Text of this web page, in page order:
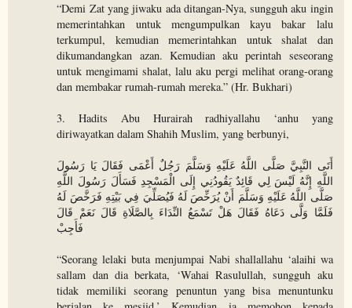
“Demi Zat yang jiwaku ada ditangan-Nya, sungguh aku ingin
memerintahkan untuk mengumpulkan kayu bakar lalu
terkumpul, kemudian memerintahkan untuk shalat dan
dikumandangkan azan. Kemudian aku perintah seseorang
untuk mengimami shalat, lalu aku pergi melihat orang-orang
dan membakar rumah-rumah mereka.” (Hr. Bukhari)
3. Hadits Abu Hurairah radhiyallahu ‘anhu yang
diriwayatkan dalam Shahih Muslim, yang berbunyi,
أَتَى النَّبِيَّ صَلَّى اللَّهُ عَلَيْهِ وَسَلَّمَ رَجُلٌ أَعْمَى فَقَالَ يَا رَسُولَ
اللَّهِ إِنَّهُ لَيْسَ لِي قَائِدٌ يَقُودُنِي إِلَى الْمَسْجِدِ فَسَأَلَ رَسُولَ اللَّهِ
صَلَّى اللَّهُ عَلَيْهِ وَسَلَّمَ أَنْ يُرَخِّصَ لَهُ فَيُصَلِّيَ فِي بَيْتِهِ فَرَخَّصَ لَهُ
فَلَمَّا وَلَّى دَعَاهُ فَقَالَ هَلْ تَسْمَعُ النِّدَاءَ بِالصَّلَاةِ قَالَ نَعَمْ قَالَ
فَأَجِبْ
“Seorang lelaki buta menjumpai Nabi shallallahu ‘alaihi wa
sallam dan dia berkata, ‘Wahai Rasulullah, sungguh aku
tidak memiliki seorang penuntun yang bisa menuntunku